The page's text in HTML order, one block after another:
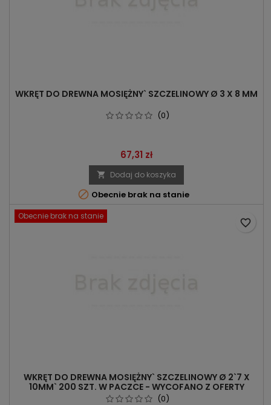
WKRĘT DO DREWNA MOSIĘŻNY` SZCZELINOWY Ø 3 X 8 MM
(0)
Cena
67,31 zł
 Dodaj do koszyka
 Obecnie brak na stanie
Obecnie brak na stanie
WKRĘT DO DREWNA MOSIĘŻNY` SZCZELINOWY Ø 2`7 X
10MM` 200 SZT. W PACZCE - WYCOFANO Z OFERTY
(0)
favorite_border